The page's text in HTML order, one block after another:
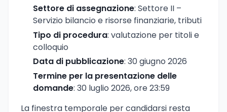
Settore di assegnazione: Settore II –
Servizio bilancio e risorse finanziarie, tributi
Tipo di procedura: valutazione per titoli e
colloquio
Data di pubblicazione: 30 giugno 2026
Termine per la presentazione delle
domande: 30 luglio 2026, ore 23:59
La finestra temporale per candidarsi resta